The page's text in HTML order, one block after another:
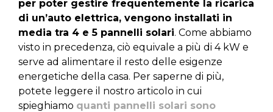
per poter gestire frequentemente la ricarica
di un’auto elettrica, vengono installati in
media tra 4 e 5 pannelli solari. Come abbiamo
visto in precedenza, ciò equivale a più di 4 kW e
serve ad alimentare il resto delle esigenze
energetiche della casa. Per saperne di più,
potete leggere il nostro articolo in cui
spieghiamo quanti pannelli solari sono